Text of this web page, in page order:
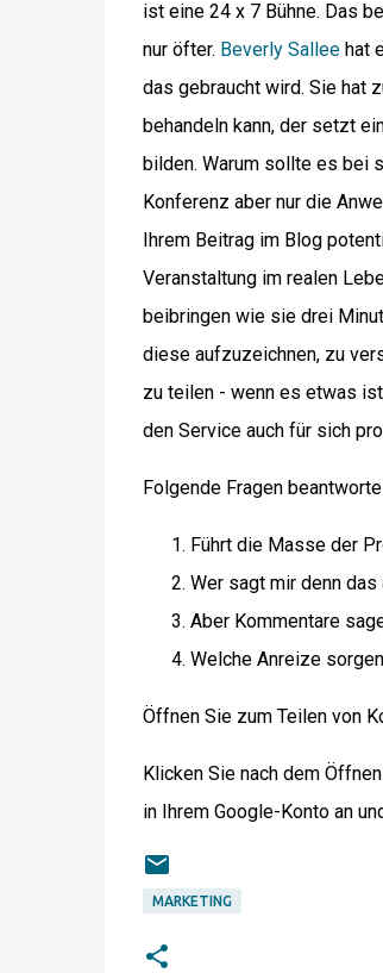
ist eine 24 x 7 Bühne. Das
nur öfter. Beverly Salleehat
das gebraucht wird. Sie hat
behandeln kann, der setzt
bilden. Warum sollte es bei
Konferenz aber nur die
Ihrem Beitrag im Blog
Veranstaltung im realen
beibringen wie sie drei
diese aufzuzeichnen, zu
zu teilen - wenn es etwas
den Service auch für sich
Folgende Fragen
Führt die Masse der
Wer sagt mir denn
Aber Kommentare
Welche Anreize
Öffnen Sie zum Teilen von
Klicken Sie nach dem
in Ihrem Google-Konto an
MARKETING